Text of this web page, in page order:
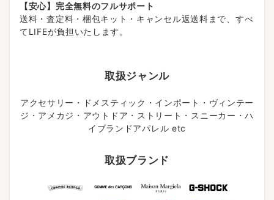
【安心】完全無料のフルサポート
送料・査定料・梱包キット・キャンセル返送料まで、すべ
てLIFEが負担いたします。
取扱ジャンル
アクセサリー・ドメスティック・インポート・ヴィンテー
ジ・アメカジ・アウトドア・ストリート・スニーカー・ハ
イブランドアパレル etc
取扱ブランド